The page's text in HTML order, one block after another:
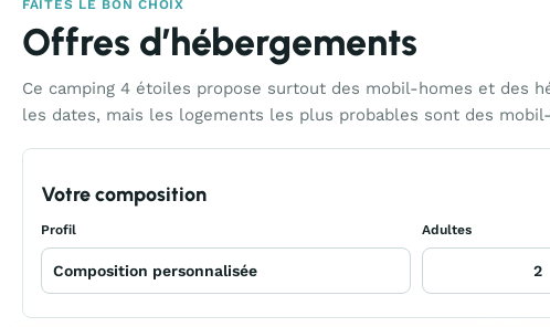
FAITES LE BON CHOIX
Offres d’hébergements
Ce camping 4 étoiles propose surtout des mobil-homes et des
les dates, mais les logements les plus probables sont des
Votre composition
Profil Adultes